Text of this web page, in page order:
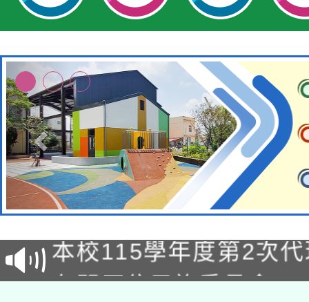
本校115學年度第1次
第3次招考甄選結果公
本校115學年度第2次
次招考甄選結果公告(
有關原住民族委員會